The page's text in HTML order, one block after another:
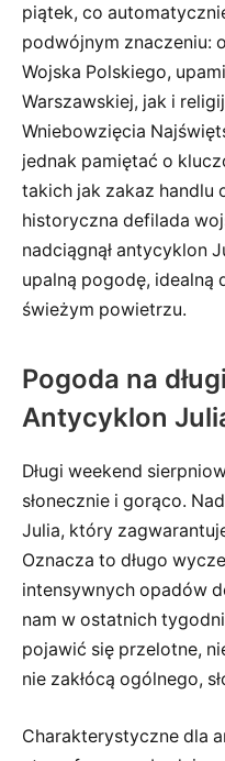
piątek, co
podwójnym znaczeniu:
Wojska Polskiego,
Warszawskiej, jak i
Wniebowzięcia
jednak pamiętać o
takich jak zakaz handlu
historyczna defilada
nadciągnął antycyklon
upalną pogodę, idealną
świeżym powietrzu.
Pogoda na
Antycyklon
Długi weekend
słonecznie i gorąco.
Julia, który
Oznacza to długo
intensywnych opadów
nam w ostatnich
pojawić się przelotne,
nie zakłócą ogólnego,
Charakterystyczne dla